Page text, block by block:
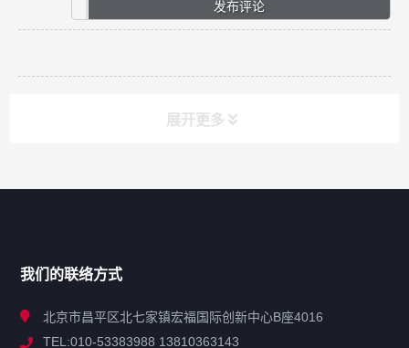
展开更多
解决方案
我们的联络方式
北京市昌平区北七家镇宏福国际创新中心B座4016
TEL:010-53383988 13810363143